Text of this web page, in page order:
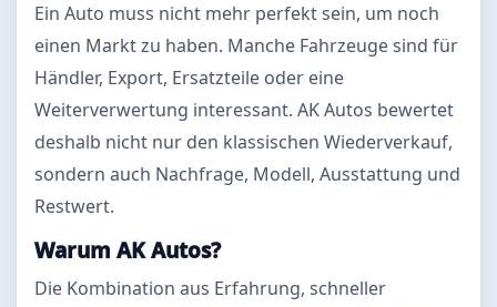
Ein Auto muss nicht mehr perfekt sein, um noch
einen Markt zu haben. Manche Fahrzeuge sind für
Händler, Export, Ersatzteile oder eine
Weiterverwertung interessant. AK Autos bewertet
deshalb nicht nur den klassischen Wiederverkauf,
sondern auch Nachfrage, Modell, Ausstattung und
Restwert.
Warum AK Autos?
Die Kombination aus Erfahrung, schneller